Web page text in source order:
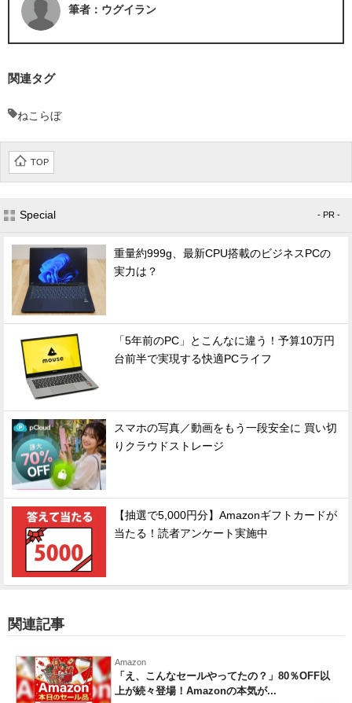
筆者：ウグイラン
関連タグ
ねこらぼ
TOP
Special - PR -
重量約999g、最新CPU搭載のビジネスPCの
実力は？
「5年前のPC」とこんなに違う！予算10万円
台前半で実現する快適PCライフ
スマホの写真／動画をもう一段安全に 買い切
りクラウドストレージ
【抽選で5,000円分】Amazonギフトカードが
当たる！読者アンケート実施中
関連記事
Amazon
「え、こんなセールやってたの？」80％OFF以
上が続々登場！Amazonの本気が...